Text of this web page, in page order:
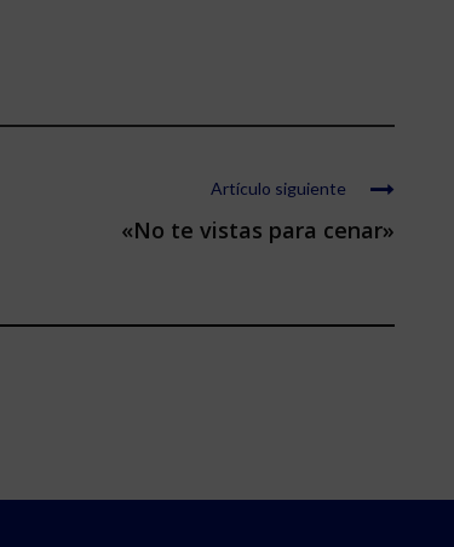
Artículo siguiente
«No te vistas para cenar»